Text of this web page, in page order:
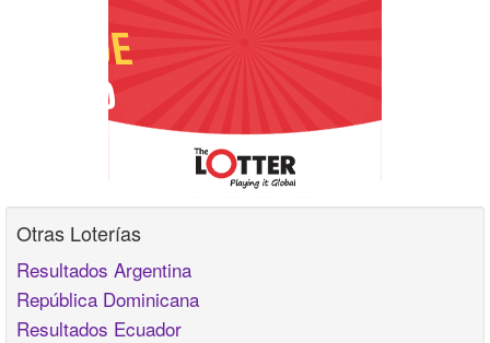
Otras Loterías
Resultados Argentina
República Dominicana
Resultados Ecuador